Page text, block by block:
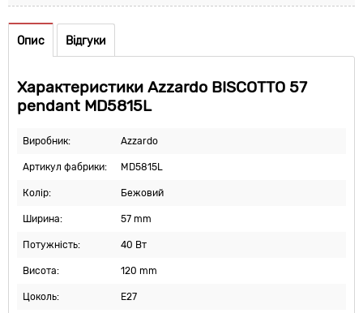
Опис Відгуки
Характеристики Azzardo BISCOTTO 57
pendant MD5815L
Виробник: Azzardo
Артикул фабрики: MD5815L
Колір: Бежовий
Ширина: 57 mm
Потужність: 40 Вт
Висота: 120 mm
Цоколь: E27